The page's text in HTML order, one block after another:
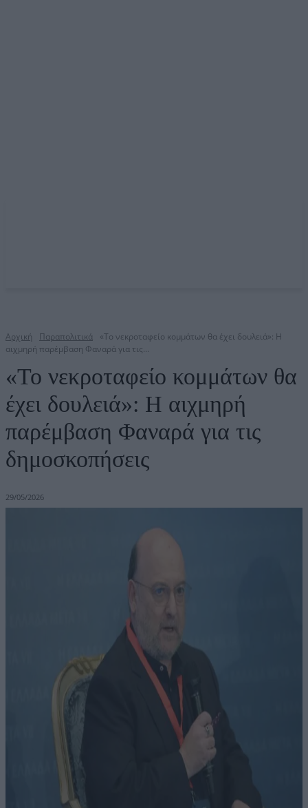
Αρχική Παραπολιτικά
«Το νεκροταφείο κομμάτων θα έχει δουλειά»: Η
αιχμηρή παρέμβαση Φαναρά για τις...
«Το νεκροταφείο κομμάτων θα
έχει δουλειά»: Η αιχμηρή
παρέμβαση Φαναρά για τις
δημοσκοπήσεις
29/05/2026